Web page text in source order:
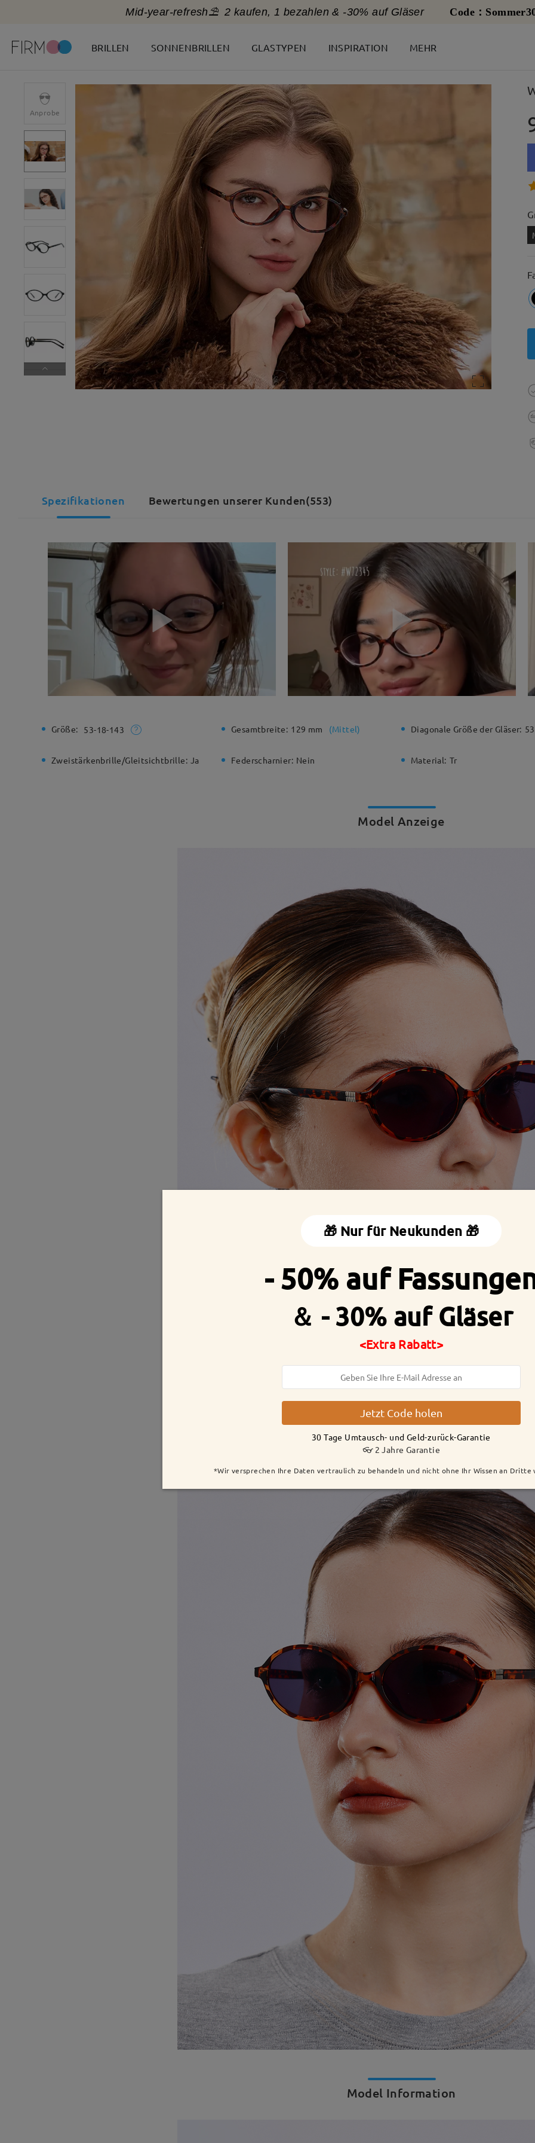
Mid-year-refresh⛱️ 2 kaufen, 1 bezahlen & -30% auf Gläser Code：
BRILLEN SONNENBRILLEN GLASTYPEN INSPIRATION MEHR
Anprobe
Spezifikationen Bewertungen unserer Kunden(553)
Größe: 53-18-143 Gesamtbreite: 129 mm (Mittel) Diagonale Größe der Gläser:
Zweistärkenbrille/Gleitsichtbrille: Ja Federscharnier: Nein Material: Tr
Model Anzeige
Model Information
🎁 Nur für Neukunden 🎁
- 50% auf
＆ - 30% auf Gläser
<Extra Rabatt>
Jetzt Code holen
30 Tage Umtausch- und Geld-zurück-Garantie
👓 2 Jahre Garantie
*Wir versprechen Ihre Daten vertraulich zu behandeln und nicht ohne Ihr Wissen an Dritte